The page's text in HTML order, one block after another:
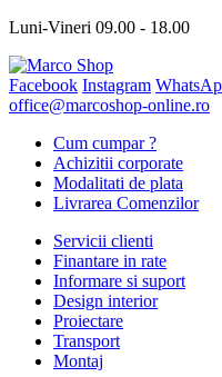
Luni-Vineri 09.00 - 18.00
Facebook Instagram
office@marcoshop-online.ro
Cum cumpar ?
Achizitii corporate
Modalitati de plata
Livrarea Comenzilor
Servicii clienti
Finantare in rate
Informare si suport
Design interior
Proiectare
Transport
Montaj